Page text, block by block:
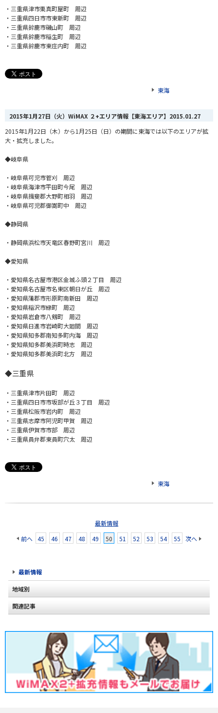
・三重県津市栗真町屋町 周辺
・三重県四日市市東新町 周辺
・三重県鈴鹿市磯山町 周辺
・三重県鈴鹿市稲生町 周辺
・三重県鈴鹿市東庄内町 周辺
東海
2015年1月27日（火）WiMAX ２+エリア情報【東海エリア】 2015.01.27
2015年1月22日（木）から1月25日（日）の期間に東海では以下のエリアが拡
大・拡充しました。
◆岐阜県
・岐阜県可児市菅刈 周辺
・岐阜県海津市平田町今尾 周辺
・岐阜県揖斐郡大野町相羽 周辺
・岐阜県可児郡御嵩町中 周辺
◆静岡県
・静岡県浜松市天竜区春野町宮川 周辺
◆愛知県
・愛知県名古屋市港区金城ふ頭２丁目 周辺
・愛知県名古屋市名東区朝日が丘 周辺
・愛知県蒲郡市形原町南新田 周辺
・愛知県稲沢市緑町 周辺
・愛知県岩倉市八剱町 周辺
・愛知県日進市岩崎町大廻間 周辺
・愛知県知多郡南知多町内海 周辺
・愛知県知多郡美浜町時志 周辺
・愛知県知多郡美浜町北方 周辺
◆三重県
・三重県津市片田町 周辺
・三重県四日市市坂部が丘３丁目 周辺
・三重県松阪市岩内町 周辺
・三重県志摩市阿児町甲賀 周辺
・三重県伊賀市市部 周辺
・三重県員弁郡東員町穴太 周辺
東海
最新情報
前へ 45 46 47 48 49 50 51 52 53 54 55 次へ
最新情報
地域別
北海道
甲信越
北陸
関連記事